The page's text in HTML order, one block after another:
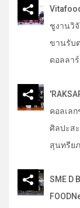
ชูงานวิ
ขานรับ
ดอลลาร์
คอลเล
ศิลปะส
สุนทรีย
SME D